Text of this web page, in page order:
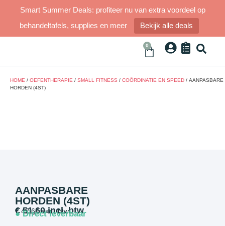
Smart Summer Deals: profiteer nu van extra voordeel op
behandeltafels, supplies en meer
Bekijk alle deals
0
HOME / OEFENTHERAPIE / SMALL FITNESS / COÖRDINATIE EN SPEED / AANPASBARE
HORDEN (4ST)
AANPASBARE
HORDEN (4ST)
€51,60incl. btw
€42,64excl. btw
● Direct leverbaar